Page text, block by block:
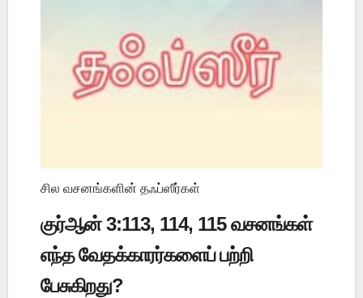
சில வசனங்களின் தஃப்ஸீர்கள்
குர்ஆன் 3:113, 114, 115 வசனங்கள்
எந்த வேதக்காரர்களைப் பற்றி
பேசுகிறது?